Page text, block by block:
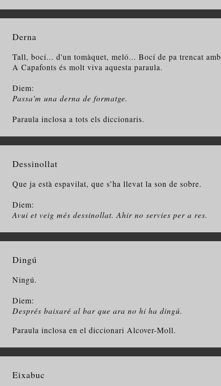
Derna
Tall, bocí... d'un tomàquet, meló... Bocí de pa trencat
A Capafonts és molt viva aquesta paraula.
Diem:
Passa'm una derna de formatge.
Paraula inclosa a tots els diccionaris.
Dessinollat
Que ja està espavilat, que s’ha llevat la son de sobre.
Diem:
Avui et veig més dessinollat. Ahir no servies per a res.
Dingú
Ningú.
Diem:
Després baixaré al bar que ara no hi ha dingú.
Paraula inclosa en el diccionari Alcover-Moll.
Eixabuc